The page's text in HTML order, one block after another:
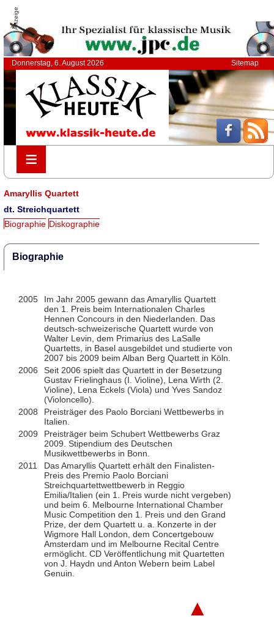
Anzeige
Donnerstag, 6. August 2026 Sitemap
≡
≡
Amaryllis Quartett
dt. Streichquartett
Biographie Diskographie
Biographie
2005
Im Jahr 2005 gewann das Amaryllis Quartett
den 1. Preis beim Internationalen Charles
Hennen Concours in den Niederlanden. Das
deutsch-schweizerische Quartett wurde von
Walter Levin, dem Primarius des LaSalle
Quartetts, in Basel ausgebildet und studierte von
2007 bis 2009 beim Alban Berg Quartett in Köln.
2006
Seit 2006 spielt das Quartett in der Besetzung
Gustav Frielinghaus (I. Violine), Lena Wirth (2.
Violine), Lena Eckels (Viola) und Yves Sandoz
(Violoncello).
2008
Preisträger des Paolo Borciani Wettbewerbs in
Italien.
2009
Preisträger beim Schubert Wettbewerbs Graz
2009. Stipendium des Deutschen
Musikwettbewerbs in Bonn.
2011
Das Amaryllis Quartett erhält den Finalisten-
Preis des Premio Paolo Borciani
Streichquartettwettbewerb in Reggio
Emilia/Italien (ein 1. Preis wurde nicht vergeben)
und beim 6. Melbourne International Chamber
Music Competition den 1. Preis und den Grand
Prize, der dem Quartett u. a. Konzerte in der
Wigmore Hall London, dem Concertgebouw
Amsterdam und im Melbourne Recital Centre
ermöglicht. CD Veröffentlichung mit Quartetten
von J. Haydn und Anton Webern beim Label
Genuin.
▲